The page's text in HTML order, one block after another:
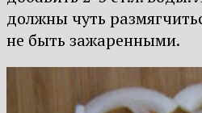
должны чуть
не быть зажаренными.